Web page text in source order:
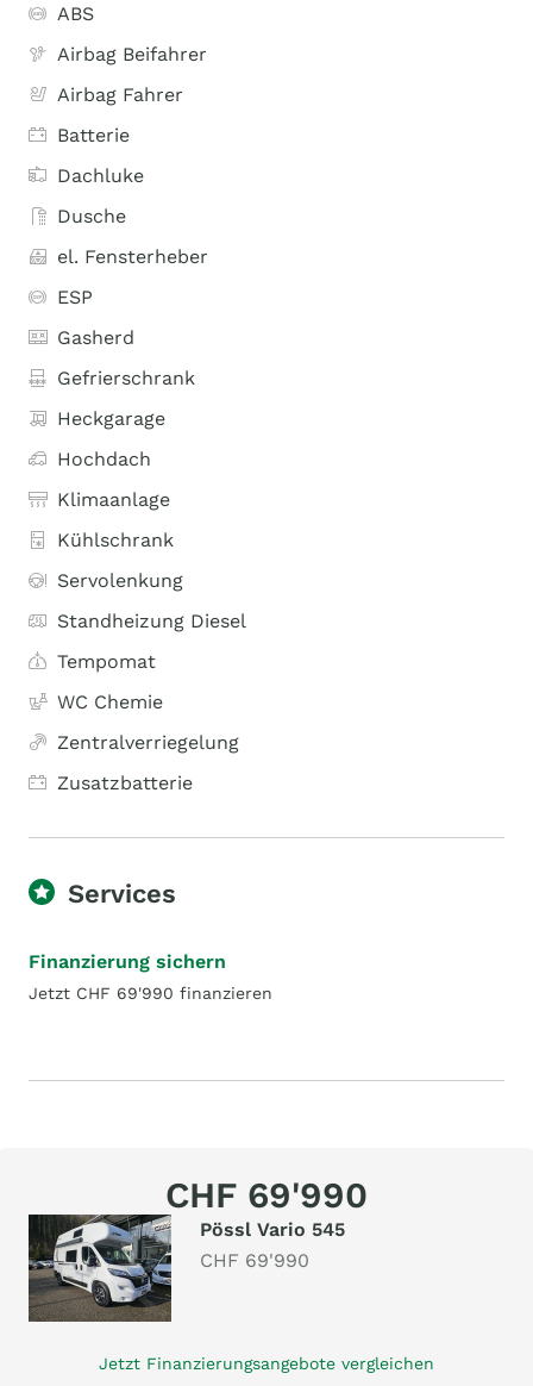
ABS
Airbag Beifahrer
Airbag Fahrer
Batterie
Dachluke
Dusche
el. Fensterheber
ESP
Gasherd
Gefrierschrank
Heckgarage
Hochdach
Klimaanlage
Kühlschrank
Servolenkung
Standheizung Diesel
Tempomat
WC Chemie
Zentralverriegelung
Zusatzbatterie
Services
Finanzierung sichern
Jetzt CHF 69'990 finanzieren
CHF 69'990
Pössl Vario 545
CHF 69'990
Jetzt Finanzierungsangebote vergleichen